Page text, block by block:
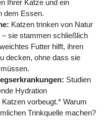
Ihrer Katze und ein
dem Essen.
Katzen trinken von Natur
sie stammen schließlich
Futter hilft, ihren
decken, ohne dass sie
Studien
Hydration
vorbeugt.* Warum
Trinkquelle machen?